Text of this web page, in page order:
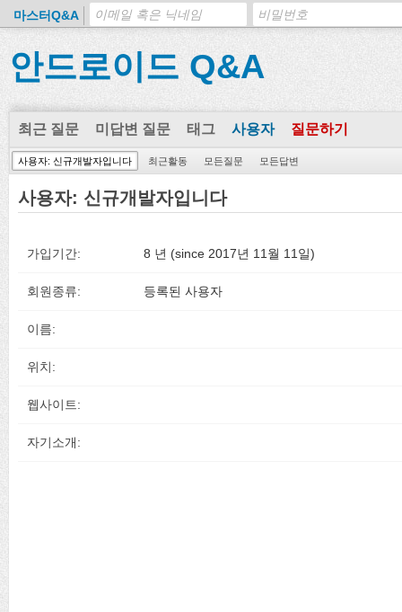
마스터Q&A
안드로이드 Q&A
최근 질문 미답변 질문 태그 사용자 질문하기
사용자: 신규개발자입니다 최근활동 모든질문 모든답변
사용자: 신규개발자입니다
가입기간: 8 년 (since 2017년 11월 11일)
회원종류: 등록된 사용자
이름:
위치:
웹사이트:
자기소개: